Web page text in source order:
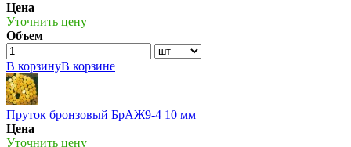
Цена
Уточнить цену
Объем
В корзинуВ корзине
Пруток бронзовый БрАЖ9-4 10 мм
Цена
Уточнить цену